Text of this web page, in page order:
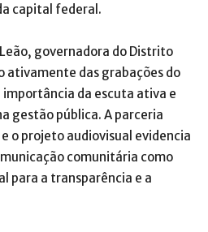
capital federal.
governadora do Distrito
ativamente das grabações do
da escuta ativa e
gestão pública. A parceria
o projeto audiovisual evidencia
comunitária como
para a transparência e a